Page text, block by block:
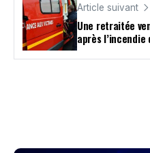
Article suivant
Une retraitée
après l’incendie